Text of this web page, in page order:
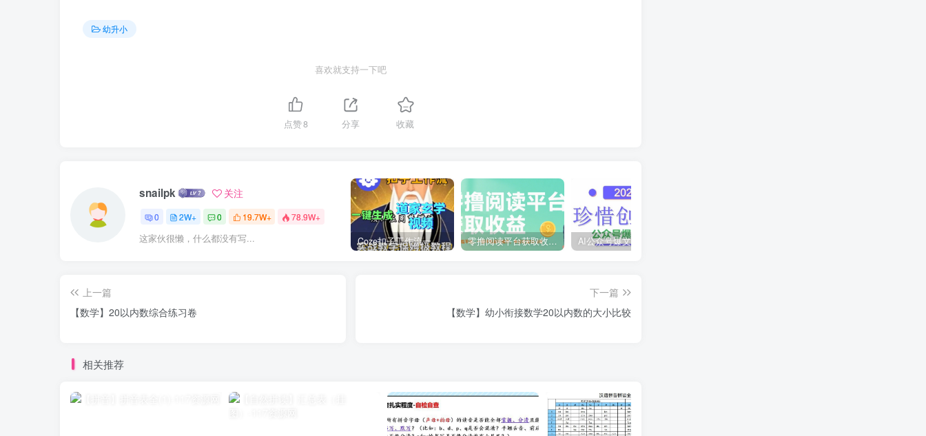
幼升小
喜欢就支持一下吧
点赞8 分享 收藏
snailpk 关注
0 2W+ 0 19.7W+ 78.9W+
这家伙很懒，什么都没有写... Coze扣子工作流一键生成道家玄学短视频，实战保姆级教程 零撸阅读平台获取收益，最新无门槛平台，一部手机即可操作，单日收益50-3张【揭秘】
上一篇
【数学】20以内数综合练习卷
下一篇
【数学】幼小衔接数学20以内数的大小比较
相关推荐